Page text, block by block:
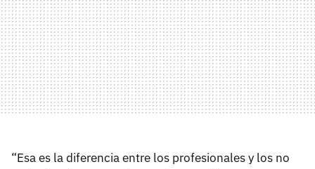
“Esa es la diferencia entre los profesionales y los no